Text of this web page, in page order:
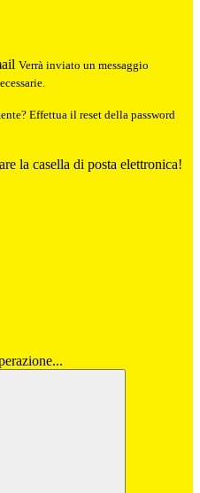
Verrà inviato un messaggio
Effettua il reset della password
la casella di posta elettronica!